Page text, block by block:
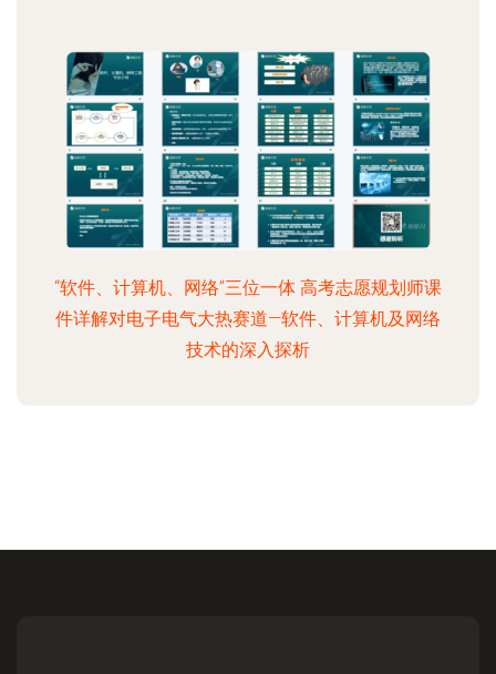
“软件、计算机、网络”三位一体 高考志愿规划师课
件详解对电子电气大热赛道—软件、计算机及网络
技术的深入探析